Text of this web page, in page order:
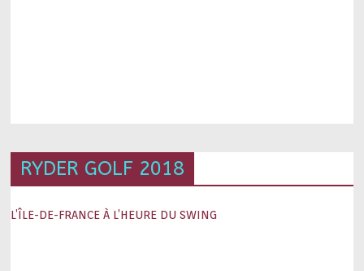
RYDER GOLF 2018
L’ÎLE-DE-FRANCE À L’HEURE DU SWING